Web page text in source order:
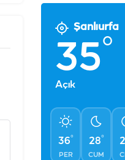
Şanlıurfa
35°
Açık
36°
PER
28°
CUM